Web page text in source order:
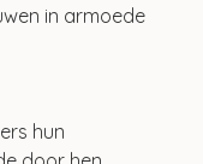
in armoede
hun